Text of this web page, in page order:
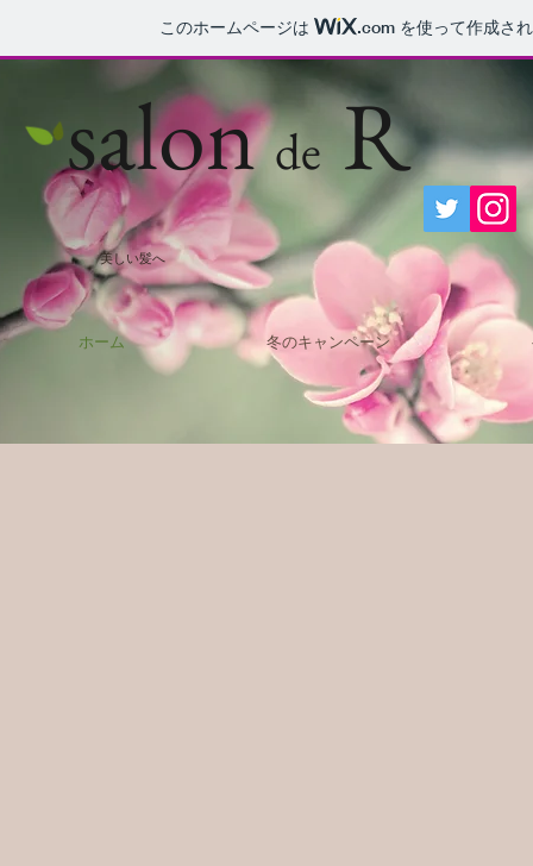
このホームページは .comを使って作成さ
salonde R
​美しい髪へ
ホーム 冬のキャンペーン